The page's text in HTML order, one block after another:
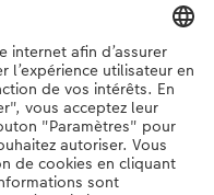
produits ou votre commande,
dimanche, de 9h00 à 20h00
044 499 10 37• 7j/7 • de 9h à